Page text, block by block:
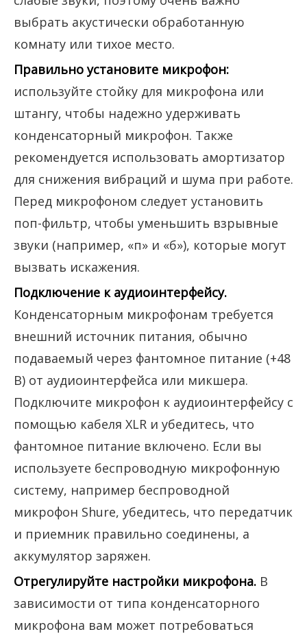
выбрать акустически обработанную
комнату или тихое место.
Правильно установите микрофон:
используйте стойку для микрофона или
штангу, чтобы надежно удерживать
конденсаторный микрофон. Также
рекомендуется использовать амортизатор
для снижения вибраций и шума при работе.
Перед микрофоном следует установить
поп-фильтр, чтобы уменьшить взрывные
звуки (например, «п» и «б»), которые могут
вызвать искажения.
Подключение к аудиоинтерфейсу.
Конденсаторным микрофонам требуется
внешний источник питания, обычно
подаваемый через фантомное питание (+48
В) от аудиоинтерфейса или микшера.
Подключите микрофон к аудиоинтерфейсу с
помощью кабеля XLR и убедитесь, что
фантомное питание включено. Если вы
используете беспроводную микрофонную
систему, например беспроводной
микрофон Shure, убедитесь, что передатчик
и приемник правильно соединены, а
аккумулятор заряжен.
Отрегулируйте настройки микрофона. В
зависимости от типа конденсаторного
микрофона вам может потребоваться